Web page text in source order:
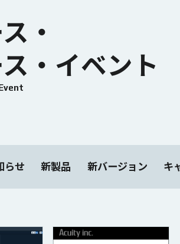
・
・イベント
らせ 新製品 新バージョン キ